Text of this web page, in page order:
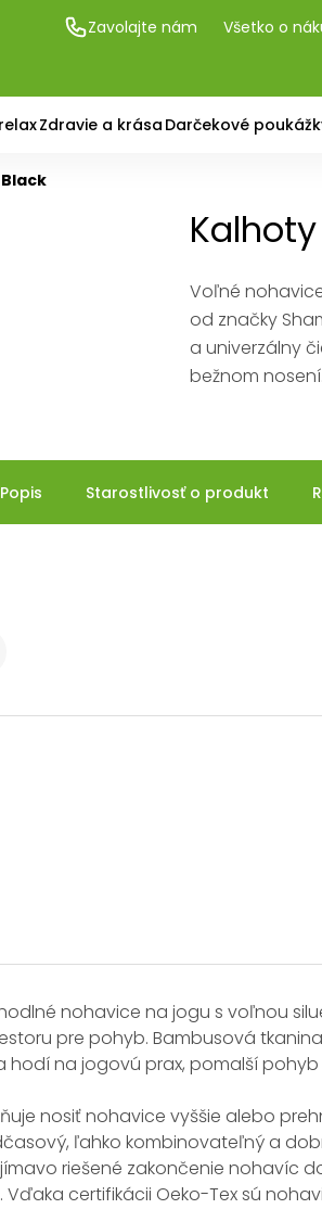
Zavolajte nám Všetko o
Zdravie a krása Darčekové
Voľné
od značky
a univerzálny
bežnom nosení.
Popis Starostlivosť o produkt
nohavice na jogu s voľnou
pre pohyb. Bambusová
hodí na jogovú prax, pomalší
nosiť nohavice vyššie alebo
ľahko kombinovateľný a
riešené zakončenie nohavíc
certifikácii Oeko-Tex sú